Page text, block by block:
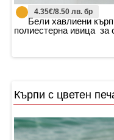
4.35€/8.50 лв. бр
Бели хавлиени
полиестерна ивица за
Кърпи с цветен